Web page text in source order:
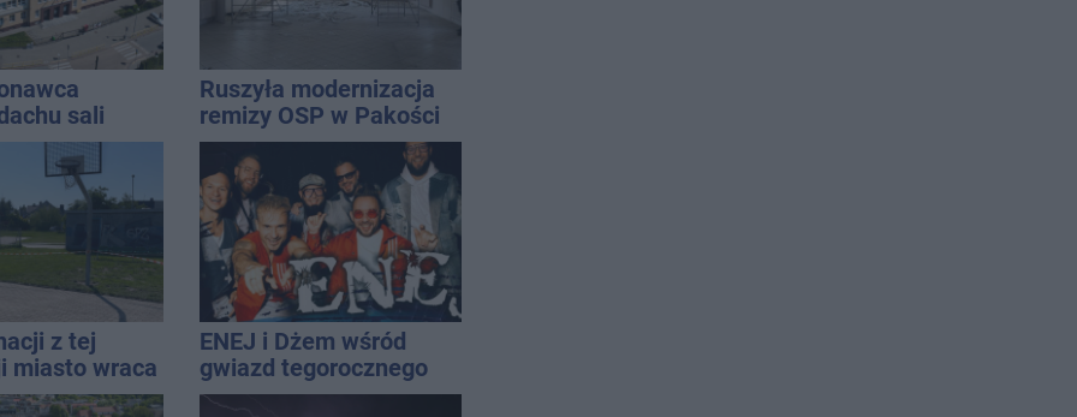
sali
Ruszyła modernizacja
remizy OSP w Pakości
z tej
miasto wraca
ENEJ i Dżem wśród
gwiazd tegorocznego
święta miasta